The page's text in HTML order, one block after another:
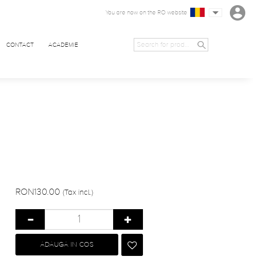
CONTACT ACADEMIE
You are now on the RO website
RON130.00 (Tax incl.)
ADAUGA IN COS